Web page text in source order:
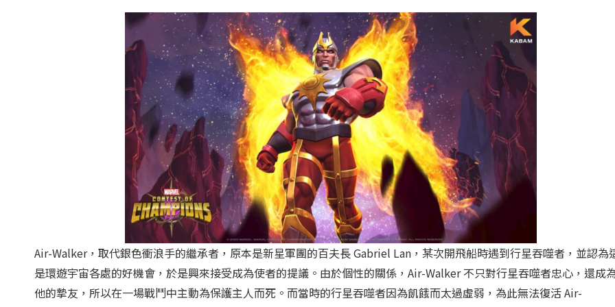
Air-Walker，取代銀色衝浪手的繼承者，原本是新星軍團的百夫長 Gabriel Lan，某次開飛船時遇到行星吞噬者，並認為
是環遊宇宙各處的好機會，於是興來接受成為使者的提議。由於個性的關係，Air-Walker 不只對行星吞噬者忠心，還成
他的摯友，所以在一場戰鬥中主動為保護主人而死。而當時的行星吞噬者因為飢餓而太過虛弱，為此無法復活 Air-